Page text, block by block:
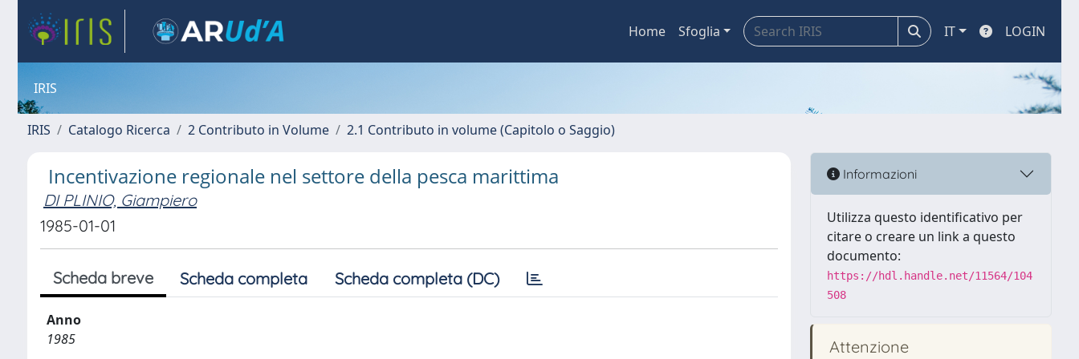
Home Sfoglia IT LOGIN
IRIS
IRIS Catalogo Ricerca 2 Contributo in Volume 2.1 Contributo in volume (Capitolo o Saggio)
Incentivazione regionale nel settore della pesca marittima
DI PLINIO, Giampiero
1985-01-01
Scheda breve Scheda completa Scheda completa (DC)
Anno
1985
Informazioni
Utilizza questo identificativo per
citare o creare un link a questo
documento:
https://hdl.handle.net/11564/104
508
Attenzione